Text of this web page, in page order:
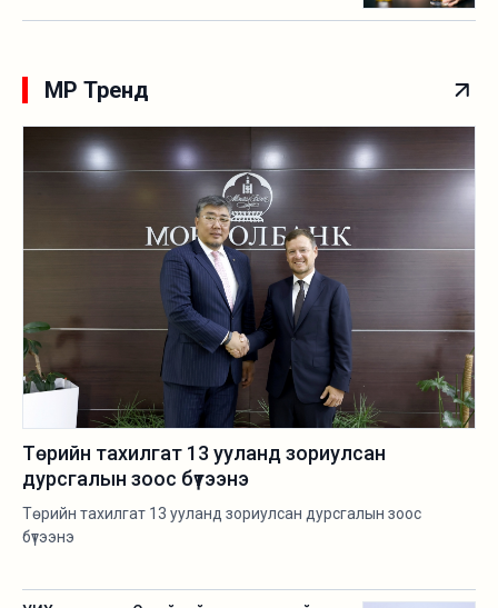
MP Тренд
Төрийн тахилгат 13 ууланд зориулсан
дурсгалын зоос бүтээнэ
Төрийн тахилгат 13 ууланд зориулсан дурсгалын зоос
бүтээнэ